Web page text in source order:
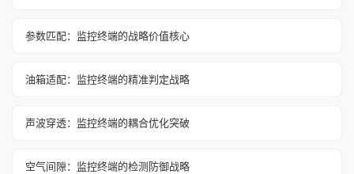
参数匹配：监控终端的战略价值核心
油箱适配：监控终端的精准判定战略
声波穿透：监控终端的耦合优化突破
空气间隙：监控终端的检测防御战略